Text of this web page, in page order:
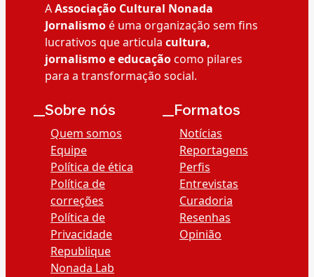
AAssociação Cultural Nonada
Jornalismoé uma organização sem fins
lucrativos que articula cultura,
jornalismo e educaçãocomo pilares
para a transformação social.
__Sobre nós
Quem somos
Equipe
Política de ética
Política de
correções
Política de
Privacidade
Republique
Nonada Lab
__Formatos
Notícias
Reportagens
Perfis
Entrevistas
Curadoria
Resenhas
Opinião